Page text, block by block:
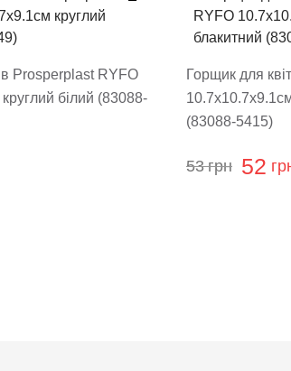
Prosperplast RYFO
білий (83088-
Горщик для
(83088-5415)
53 грн 52